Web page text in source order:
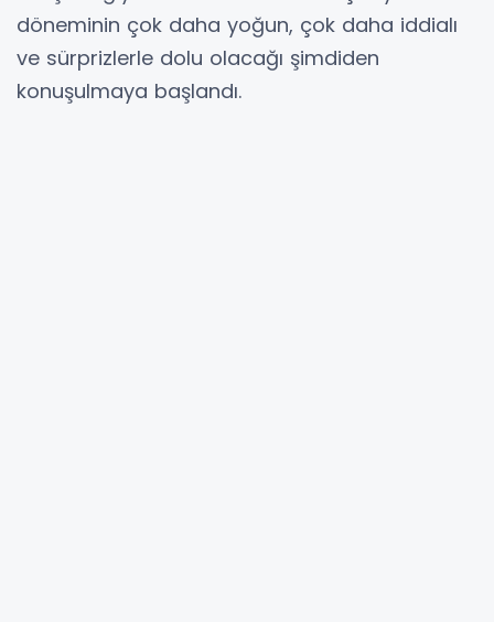
döneminin çok daha yoğun, çok daha iddialı
ve sürprizlerle dolu olacağı şimdiden
konuşulmaya başlandı.